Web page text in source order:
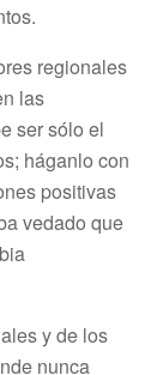
regionales
las
ser sólo el
háganlo con
positivas
vedado que
y de los
nunca